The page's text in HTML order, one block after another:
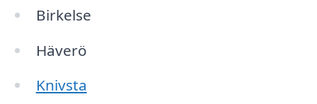
Birkelse
Häverö
Knivsta